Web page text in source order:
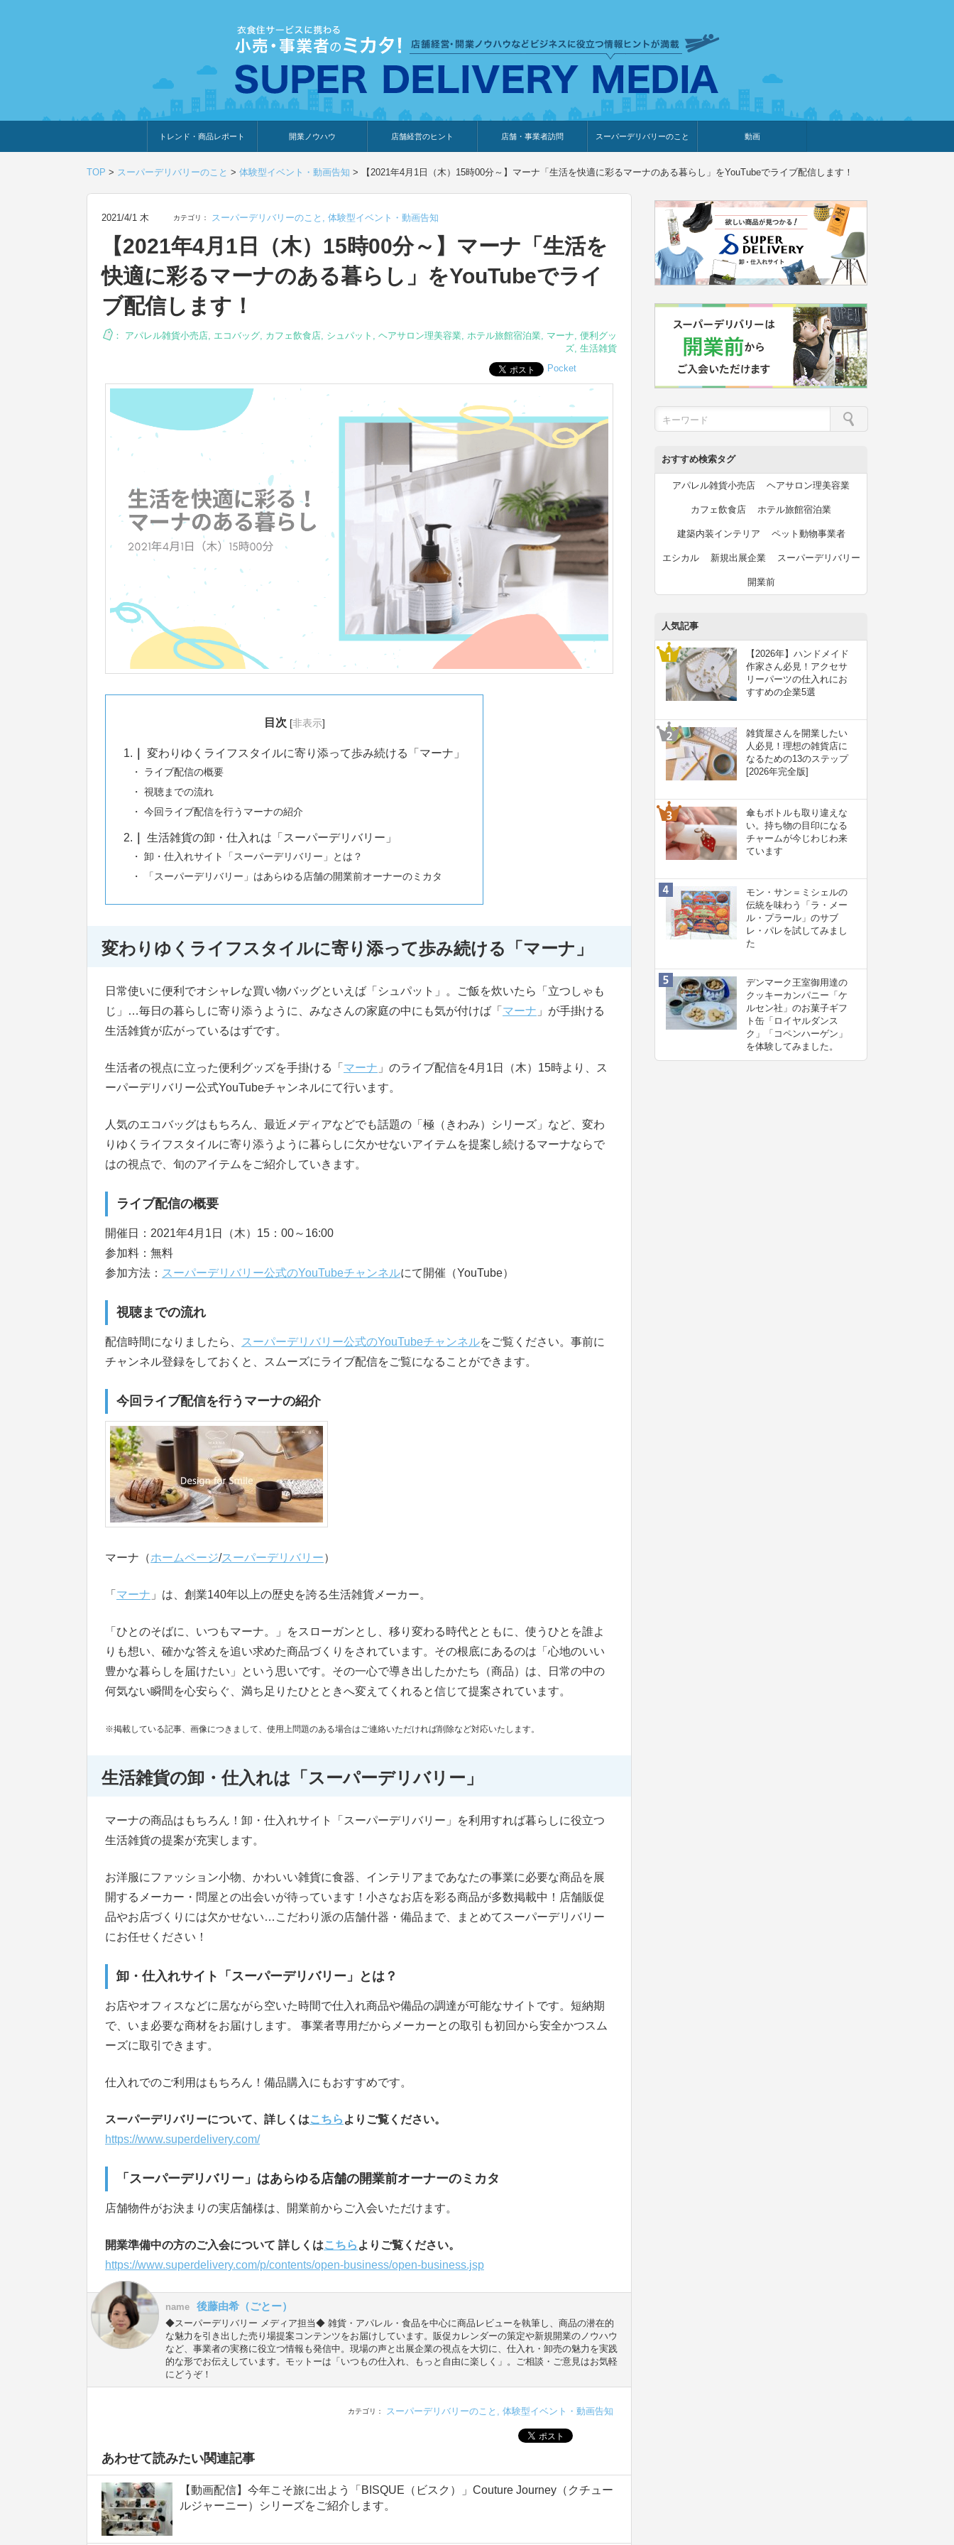
トレンド・商品レポート
トレンド・特集
人気ランキング
出展企業のおすすめ
商品体験・レビュー
暮らしの提案
開業ノウハウ
開業までの道のり
開業知識・情報
店舗経営のヒント
ウェブ集客・販売促進
仕入れ
展示会情報
接客・販売
知識情報
販促カレンダー
集客・販売促進
店舗・事業者訪問
アパレル店
カフェ・飲食店
ペットサロン
メーカー
他の業種
美容サロン
薬局
観光・ホテル旅館宿泊業
雑貨店
食料品店
スーパーデリバリーのこと
SD export
お知らせ
イベント・プレゼント企画
セミナー・調査レポート
体験型イベント・動画告知
外部メディア掲載
新規出展メーカー
動画
ライブコマース
TOP > スーパーデリバリーのこと > 体験型イベント・動画告知 > 【2021年4月1日（木）15時00分～】マーナ「生活を快適に彩るマーナのある暮らし」をYouTubeでライブ配信します！
2021/4/1 木 カテゴリ： スーパーデリバリーのこと , 体験型イベント・動画告知
【2021年4月1日（木）15時00分～】マーナ「生活を
快適に彩るマーナのある暮らし」をYouTubeでライ
ブ配信します！
： アパレル雑貨小売店, エコバッグ, カフェ飲食店, シュパット , ヘアサロン理美容業, ホテル旅館宿泊業, マーナ, 便利グッ
ズ, 生活雑貨
Pocket
目次 [非表示]
1. 変わりゆくライフスタイルに寄り添って歩み続ける「マーナ」
ライブ配信の概要
視聴までの流れ
今回ライブ配信を行うマーナの紹介
2. 生活雑貨の卸・仕入れは「スーパーデリバリー」
卸・仕入れサイト「スーパーデリバリー」とは？
「スーパーデリバリー」はあらゆる店舗の開業前オーナーのミカタ
変わりゆくライフスタイルに寄り添って歩み続ける「マーナ」
日常使いに便利でオシャレな買い物バッグといえば「シュパット」。ご飯を炊いたら「立つしゃも
じ」…毎日の暮らしに寄り添うように、みなさんの家庭の中にも気が付けば「 マーナ 」が手掛ける
生活雑貨が広がっているはずです。
生活者の視点に立った便利グッズを手掛ける「 マーナ 」のライブ配信を4月1日（木）15時より、ス
ーパーデリバリー公式YouTubeチャンネルにて行います。
人気のエコバッグはもちろん、最近メディアなどでも話題の「極（きわみ）シリーズ」など、変わ
りゆくライフスタイルに寄り添うように暮らしに欠かせないアイテムを提案し続けるマーナならで
はの視点で、旬のアイテムをご紹介していきます。
ライブ配信の概要
開催日：2021年4月1日（木）15：00～16:00
参加料：無料
参加方法： スーパーデリバリー公式のYouTubeチャンネルにて開催（YouTube）
視聴までの流れ
配信時間になりましたら、 スーパーデリバリー公式のYouTubeチャンネルをご覧ください。事前に
チャンネル登録をしておくと、スムーズにライブ配信をご覧になることができます。
今回ライブ配信を行うマーナの紹介
マーナ（ホームページ/スーパーデリバリー）
「 マーナ 」は、創業140年以上の歴史を誇る生活雑貨メーカー。
「ひとのそばに、いつもマーナ。」をスローガンとし、移り変わる時代とともに、使うひとを誰よ
りも想い、確かな答えを追い求めた商品づくりをされています。その根底にあるのは「心地のいい
豊かな暮らしを届けたい」という思いです。その一心で導き出したかたち（商品）は、日常の中の
何気ない瞬間を心安らぐ、満ち足りたひとときへ変えてくれると信じて提案されています。
※掲載している記事、画像につきまして、使用上問題のある場合はご連絡いただければ削除など対応いたします。
生活雑貨の卸・仕入れは「スーパーデリバリー」
マーナの商品はもちろん！卸・仕入れサイト「スーパーデリバリー」を利用すれば暮らしに役立つ
生活雑貨の提案が充実します。
お洋服にファッション小物、かわいい雑貨に食器、インテリアまであなたの事業に必要な商品を展
開するメーカー・問屋との出会いが待っています！小さなお店を彩る商品が多数掲載中！店舗販促
品やお店づくりには欠かせない…こだわり派の店舗什器・備品まで、まとめてスーパーデリバリー
にお任せください！
卸・仕入れサイト「スーパーデリバリー」とは？
お店やオフィスなどに居ながら空いた時間で仕入れ商品や備品の調達が可能なサイトです。短納期
で、いま必要な商材をお届けします。 事業者専用だからメーカーとの取引も初回から安全かつスム
ーズに取引できます。
仕入れでのご利用はもちろん！備品購入にもおすすめです。
スーパーデリバリーについて、詳しくはこちら よりご覧ください。
https://www.superdelivery.com/
「スーパーデリバリー」はあらゆる店舗の開業前オーナーのミカタ
店舗物件がお決まりの実店舗様は、開業前からご入会いただけます。
開業準備中の方のご入会について 詳しくはこちら よりご覧ください。
https://www.superdelivery.com/p/contents/open-business/open-business.jsp
name 後藤由希（ごとー）
◆スーパーデリバリー メディア担当◆ 雑貨・アパレル・食品を中心に商品レビューを執筆し、商品の潜在的
な魅力を引き出した売り場提案コンテンツをお届けしています。販促カレンダーの策定や新規開業のノウハウ
など、事業者の実務に役立つ情報も発信中。現場の声と出展企業の視点を大切に、仕入れ・卸売の魅力を実践
的な形でお伝えしています。モットーは「いつもの仕入れ、もっと自由に楽しく」。ご相談・ご意見はお気軽
にどうぞ！
カテゴリ： スーパーデリバリーのこと 体験型イベント・動画告知
あわせて読みたい関連記事
【動画配信】今年こそ旅に出よう「BISQUE（ビスク）」Couture Journey（クチュー
ルジャーニー）シリーズをご紹介します。
おすすめ検索タグ
アパレル雑貨小売店 ヘアサロン理美容業
カフェ飲食店 ホテル旅館宿泊業
建築内装インテリア ペット動物事業者
エシカル 新規出展企業 スーパーデリバリー
開業前
人気記事
【2026年】ハンドメイド
作家さん必見！アクセサ
リーパーツの仕入れにお
すすめの企業5選
雑貨屋さんを開業したい
人必見！理想の雑貨店に
なるための13のステップ
[2026年完全版]
傘もボトルも取り違えな
い。持ち物の目印になる
チャームが今じわじわ来
ています
モン・サン＝ミシェルの
伝統を味わう「ラ・メー
ル・プラール」のサブ
レ・パレを試してみまし
た
デンマーク王室御用達の
クッキーカンパニー「ケ
ルセン社」のお菓子ギフ
ト缶「ロイヤルダンス
ク」「コペンハーゲン」
を体験してみました。